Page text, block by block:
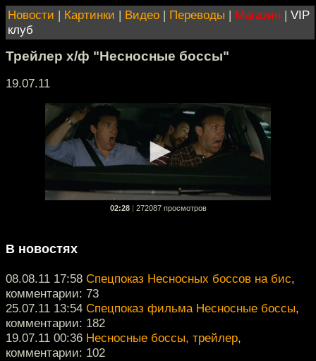
Новости | Картинки | Видео | Переводы | Магазин | VIP
клуб
Трейлер х/ф "Несносные боссы"
19.07.11
02:28 272087 просмотров
В новостях
08.08.11 17:58 Спецпоказ Несносных боссов на бис,
комментарии: 73
25.07.11 13:54 Спецпоказ фильма Несносные боссы,
комментарии: 182
19.07.11 00:36 Несносные боссы, трейлер,
комментарии: 102